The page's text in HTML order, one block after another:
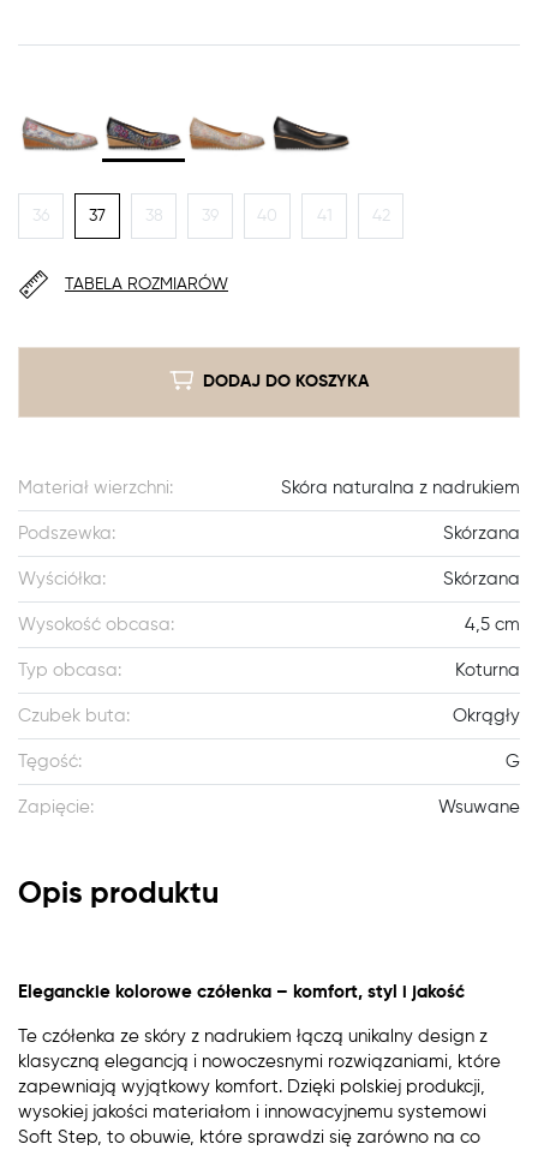
36 37 38 39 40 41 42
TABELA ROZMIARÓW
DODAJ DO KOSZYKA
Materiał wierzchni: Skóra naturalna z nadrukiem
Podszewka: Skórzana
Wyściółka: Skórzana
Wysokość obcasa: 4,5 cm
Typ obcasa: Koturna
Czubek buta: Okrągły
Tęgość: G
Zapięcie: Wsuwane
Opis produktu
Eleganckie kolorowe czółenka – komfort, styl i jakość
Te czółenka ze skóry z nadrukiem łączą unikalny design z
klasyczną elegancją i nowoczesnymi rozwiązaniami, które
zapewniają wyjątkowy komfort. Dzięki polskiej produkcji,
wysokiej jakości materiałom i innowacyjnemu systemowi
Soft Step, to obuwie, które sprawdzi się zarówno na co